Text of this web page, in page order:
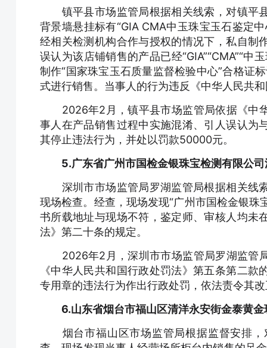
镇平县市场监管局根据相关线索，对镇平
背景墙悬挂标有“GIA CMA中玉珠宝玉石鉴定
经相关检测机构合作与授权的情况下，私自制
误认为该店铺销售的产品已经“GIA”“CMA”“
制作“国家珠宝玉石质量监督检验中心”合格证
式进行销售。当事人的行为违反《中华人民共
2026年2月，镇平县市场监管局依据《中华
事人在产品销售过程中实施混淆、引人误认为
其停止违法行为，并处以罚款50000元。
5.广东省广州市国检金银珠宝检测有限公
深圳市市场监管局罗湖监管局根据相关线
现场检查。经查，现场发现“广州市国检金银
书所载地址与现场不符，鉴定师、审核人均未
法》第二十条的规定。
2026年2月，深圳市市场监管局罗湖监管局
《中华人民共和国行政处罚法》第五条第二
专用章的违法行为作出行政处罚，依法责令其
6.山东省烟台市福山区清洋永安街金泰黄
烟台市福山区市场监管局根据监督安排，